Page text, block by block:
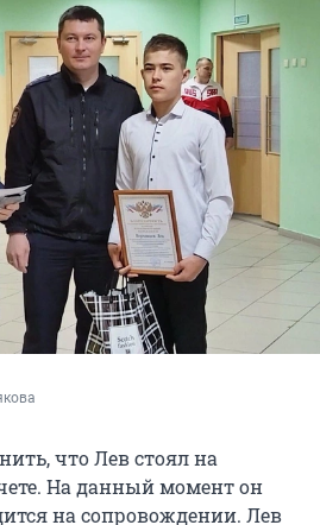
что Лев стоял на
На данный момент он
на сопровождении. Лев